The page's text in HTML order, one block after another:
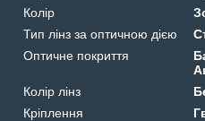
Колір
Тип лінз за оптичною дією
Оптичне покриття
Колір лінз
Кріплення